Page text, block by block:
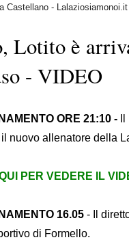
Castellano - Lalaziosiamonoi.it
Lotito è
- VIDEO
ORE 21:10 -
nuovo allenatore della
PER VEDERE IL
16.05 - Il
di Formello.